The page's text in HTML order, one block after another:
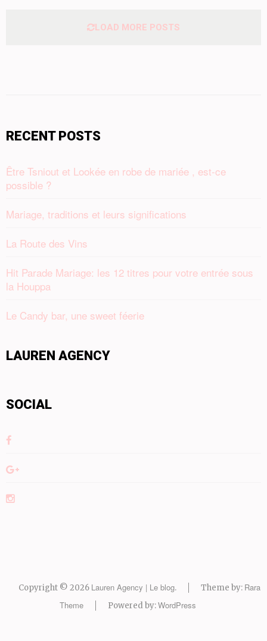
LOAD MORE POSTS
RECENT POSTS
Être Tsniout et Lookée en robe de mariée , est-ce
possible ?
Mariage, traditions et leurs significations
La Route des Vins
Hit Parade Mariage: les 12 titres pour votre entrée sous
la Houppa
Le Candy bar, une sweet féerie
LAUREN AGENCY
SOCIAL
Copyright © 2026 Lauren Agency | Le blog. Theme by: Rara
Theme
Powered by:WordPress